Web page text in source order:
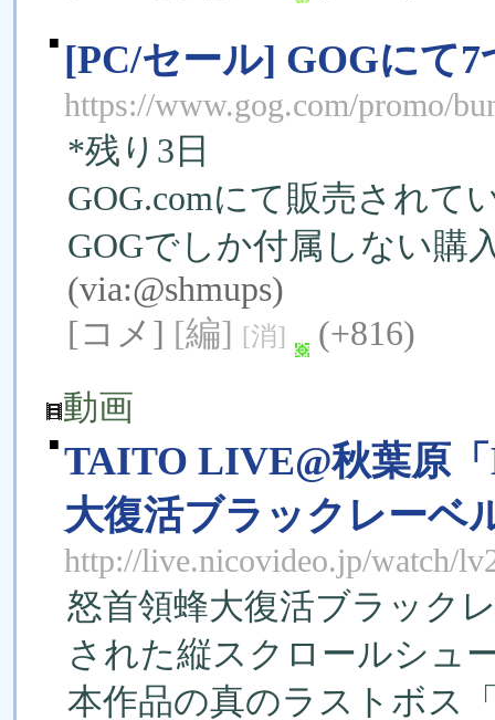
■ [PC/セール] GOGにて
https://www.gog.com/promo/
*残り3日
GOG.comにて販売されて
GOGでしか付属しない購
(via:@shmups)
[コメ] [編] [消]
(+816)
動画
■ TAITO LIVE@秋葉原
大復活ブラックレーベ
http://live.nicovideo.jp/watch/
怒首領蜂大復活ブラック
された縦スクロールシュ
本作品の真のラストボス